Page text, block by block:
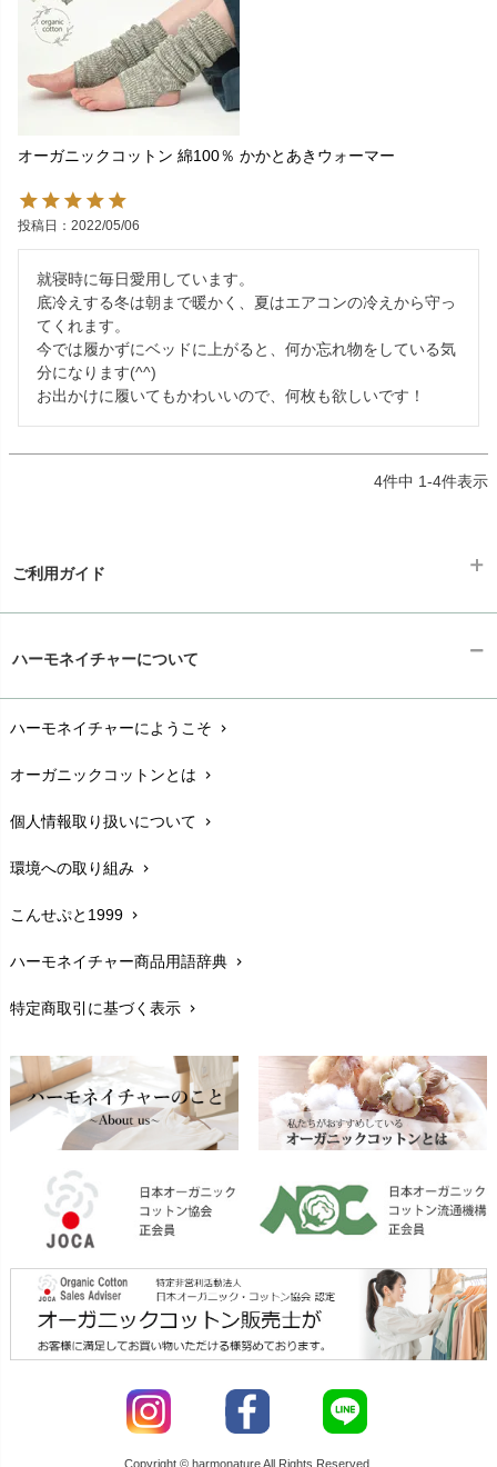
オーガニックコットン 綿100％ かかとあきウォーマー
投稿日 2022/05/06
就寝時に毎日愛用しています。
底冷えする冬は朝まで暖かく、夏はエアコンの冷えから守っ
てくれます。
今では履かずにベッドに上がると、何か忘れ物をしている気
分になります(^^)
お出かけに履いてもかわいいので、何枚も欲しいです！
4件中 1-4件表示
ご利用ガイド
配送と送料chevron_right
在庫状況と発送予定chevron_right
サイズ・寸法chevron_right
生地・素材chevron_right
お手入れについて
レビューを書こうchevron_right
返品交換chevron_right
FAXでのご注文
お問い合わせchevron_right
ハーモネイチャーについて
ハーモネイチャーにようこそ chevron_right
オーガニックコットンとは chevron_right
個人情報取り扱いについて chevron_right
環境への取り組み chevron_right
こんせぷと1999 chevron_right
ハーモネイチャー商品用語辞典 chevron_right
特定商取引に基づく表示 chevron_right
Copyright © harmonature All Rights Reserved.